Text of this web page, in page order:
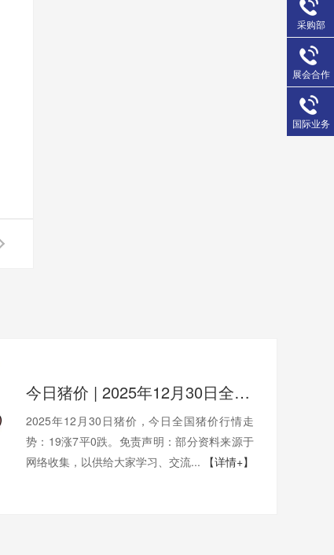
今日猪价 | 2025年12月30日全国猪价行情一览表！
2025年12月30日猪价，今日全国猪价行情走
势：19涨7平0跌。免责声明：部分资料来源于
网络收集，以供给大家学习、交流...
【详情+】
采购部
展会合作
国际业务